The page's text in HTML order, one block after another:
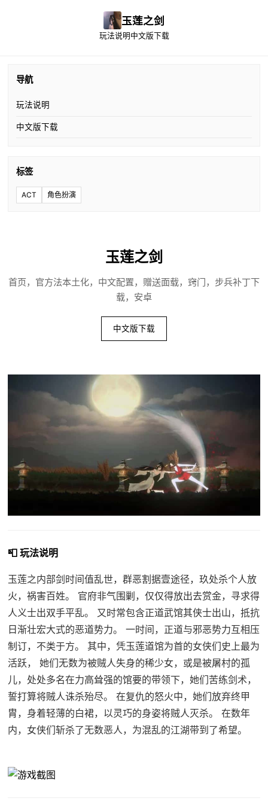
玉莲之剑
玩法说明 中文版下载
导航
玩法说明
中文版下载
标签
ACT 角色扮演
玉莲之剑
首页，官方法本土化，中文配置，赠送面载，窍门，步兵补丁下
载，安卓
中文版下载
📮 玩法说明
玉莲之内部剑时间值乱世，群恶割据壹途径，玖处杀个人放
火，祸害百姓。 官府非气围剿，仅仅得放出去赏金，寻求得
人义士出双手平乱。 又时常包含正道武馆其侠士出山，抵抗
日渐壮宏大式的恶道势力。 一时间，正道与邪恶势力互相压
制订，不类于方。 其中，凭玉莲道馆为首的女侠们史上最为
活跃， 她们无数为被贼人失身的稀少女，或是被屠村的孤
儿，处处多名在力高耸强的馆要的带领下，她们苦练剑术，
誓打算将贼人诛杀殆尽。 在复仇的怒火中，她们放弃终甲
胄，身着轻薄的白裙，以灵巧的身姿将贼人灭杀。 在数年
内，女侠们斩杀了无数恶人，为混乱的江湖带到了希望。